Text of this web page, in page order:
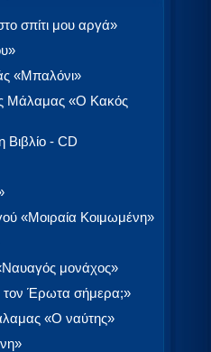
σπίτι μου αργά»
«Μπαλόνι»
Μάλαμας «Ο Κακός
Βιβλίο - CD
«Μοιραία Κοιμωμένη»
μονάχος»
τον Έρωτα σήμερα;»
«Ο ναύτης»